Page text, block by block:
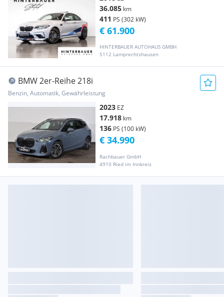
36.085 km
411 PS (302 kW)
HINTERBAUER AUTOHAUS GMBH
5112 Lamprechtshausen
€ 61.900
BMW 2er-Reihe 218i
Benzin, Automatik, Gewährleistung
2023 EZ
17.918 km
136 PS (100 kW)
Rachbauer GmbH
4910 Ried im Innkreis
€ 34.990